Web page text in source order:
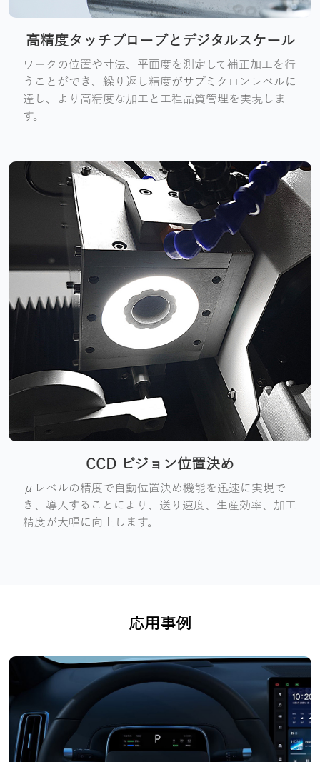
高精度タッチプローブとデジタルスケール
ワークの位置や寸法、平面度を測定して補正加工を行
うことができ、繰り返し精度がサブミクロンレベルに
達し、より高精度な加工と工程品質管理を実現しま
す。
CCD ビジョン位置決め
μレベルの精度で自動位置決め機能を迅速に実現で
き、導入することにより、送り速度、生産効率、加工
精度が大幅に向上します。
応用事例